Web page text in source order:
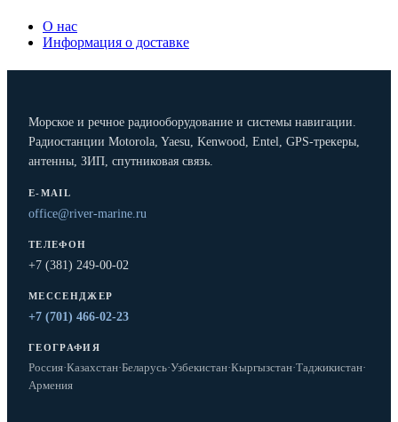
О нас
Информация о доставке
Морское и речное радиооборудование и системы навигации.
Радиостанции Motorola, Yaesu, Kenwood, Entel, GPS-трекеры,
антенны, ЗИП, спутниковая связь.
E-MAIL
office@river-marine.ru
ТЕЛЕФОН
+7 (381) 249-00-02
МЕССЕНДЖЕР
+7 (701) 466-02-23
ГЕОГРАФИЯ
Россия·Казахстан·Беларусь·Узбекистан·Кыргызстан·Таджикистан·
Армения